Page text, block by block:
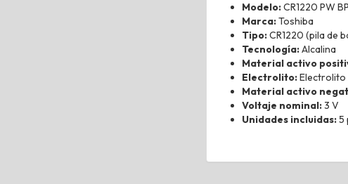
Modelo:CR1220 PW
Marca:Toshiba
Tipo:CR1220 (pila de
Tecnología:Alcalina
Material activo
Electrolito:Electrolito
Material activo
Voltaje nominal:3 V
Unidades incluidas:5